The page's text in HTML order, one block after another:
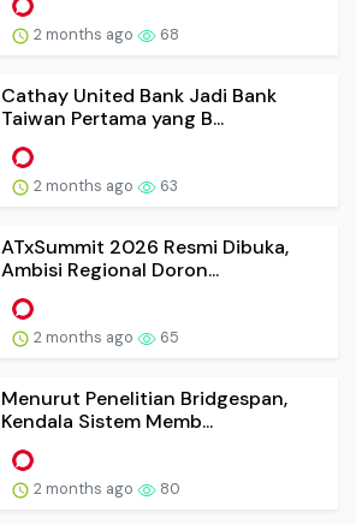
2 months ago 68
Cathay United Bank Jadi Bank
Taiwan Pertama yang B...
2 months ago 63
ATxSummit 2026 Resmi Dibuka,
Ambisi Regional Doron...
2 months ago 65
Menurut Penelitian Bridgespan,
Kendala Sistem Memb...
2 months ago 80